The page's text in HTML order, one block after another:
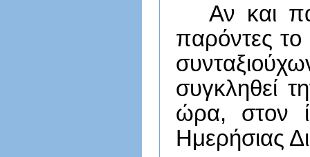
Αν και
παρόντες
συγκληθεί
ώρα, στον
Ημερήσιας